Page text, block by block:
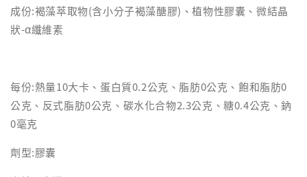
成份:褐藻萃取物(含小分子褐藻醣膠)、植物性膠囊、微結晶
狀-α纖維素
每份:熱量10大卡、蛋白質0.2公克、脂肪0公克、飽和脂肪0
公克、反式脂肪0公克、碳水化合物2.3公克、糖0.4公克、鈉
0毫克
劑型:膠囊